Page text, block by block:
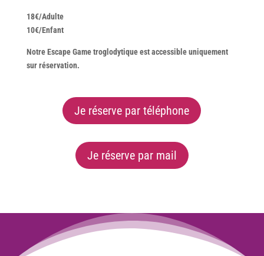
18€/Adulte
10€/Enfant
Notre Escape Game troglodytique est accessible uniquement
sur réservation.
Je réserve par téléphone
Je réserve par mail